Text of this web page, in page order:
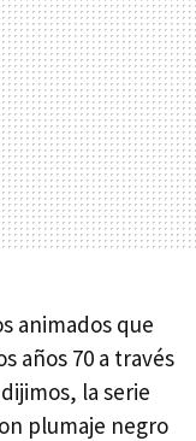
animados que
años 70 a través
la serie
plumaje negro